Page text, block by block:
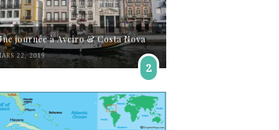
journée à Aveiro & Costa Nova
22, 2019
2